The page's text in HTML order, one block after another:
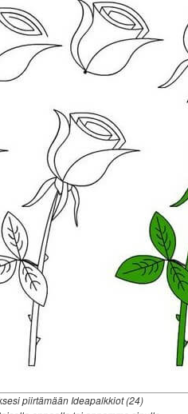
piirtämään Ideapalkkiot (24)